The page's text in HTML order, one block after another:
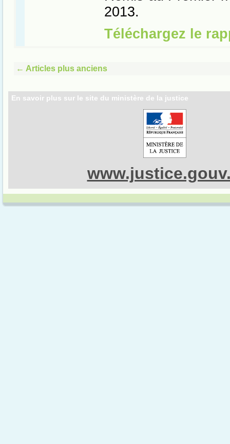
← Articles plus anciens
En savoir plus sur le site du ministère de la justice